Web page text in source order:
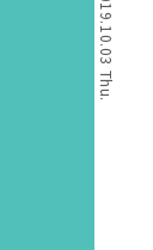
2019.10.03 Thu.